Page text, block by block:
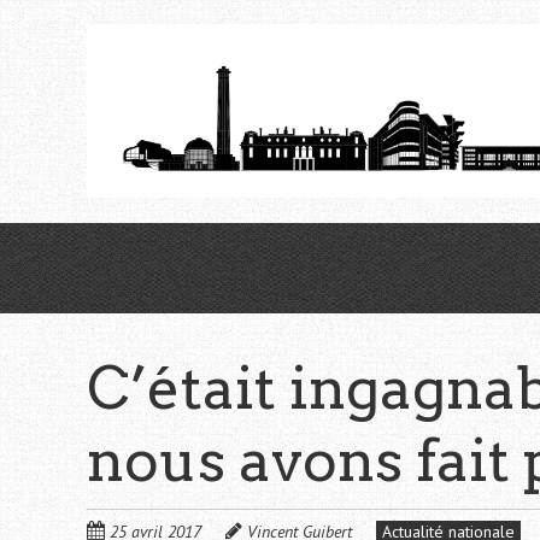
principal
C’était
nous avons fait
25 avril 2017 Vincent Guibert Actualité nationale